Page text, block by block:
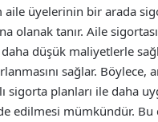
aile üyelerinin bir arada
olanak tanır. Aile
düşük maliyetlerle
sağlar. Böylece,
sigorta planları ile daha
edilmesi mümkündür. Bu